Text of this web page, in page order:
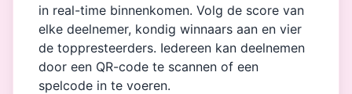
in real-time binnenkomen. Volg de score van
elke deelnemer, kondig winnaars aan en vier
de toppresteerders. Iedereen kan deelnemen
door een QR-code te scannen of een
spelcode in te voeren.